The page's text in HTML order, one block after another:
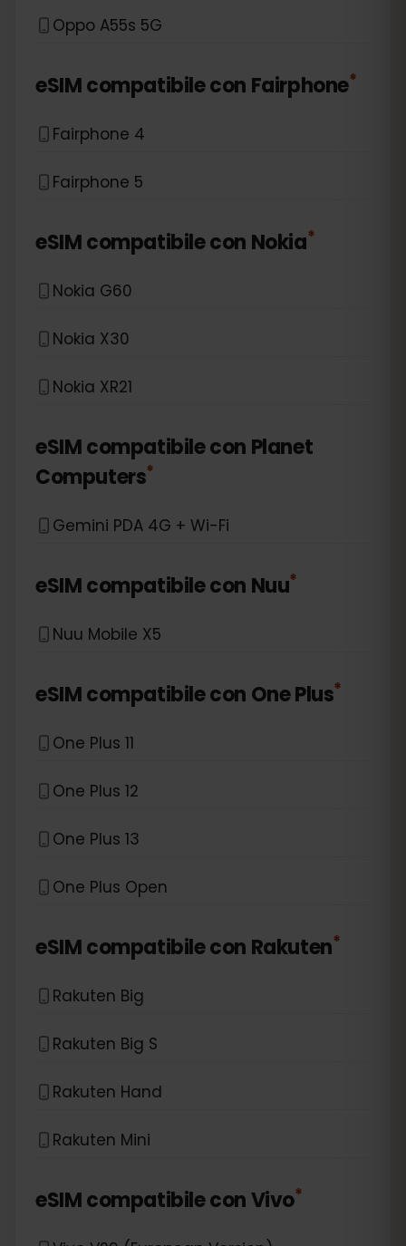
Oppo A55s 5G
eSIM compatibile con Fairphone*
Fairphone 4
Fairphone 5
eSIM compatibile con Nokia*
Nokia G60
Nokia X30
Nokia XR21
eSIM compatibile con Planet
Computers*
Gemini PDA 4G + Wi-Fi
eSIM compatibile con Nuu*
Nuu Mobile X5
eSIM compatibile con One Plus*
One Plus 11
One Plus 12
One Plus 13
One Plus Open
eSIM compatibile con Rakuten*
Rakuten Big
Rakuten Big S
Rakuten Hand
Rakuten Mini
eSIM compatibile conVivo*